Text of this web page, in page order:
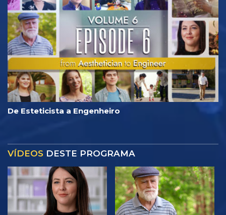
De Esteticista a Engenheiro
VÍDEOS DESTE PROGRAMA